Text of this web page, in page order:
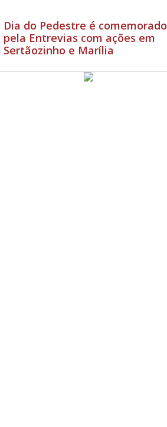
Dia do Pedestre é comemorado
pela Entrevias com ações em
Sertãozinho e Marília